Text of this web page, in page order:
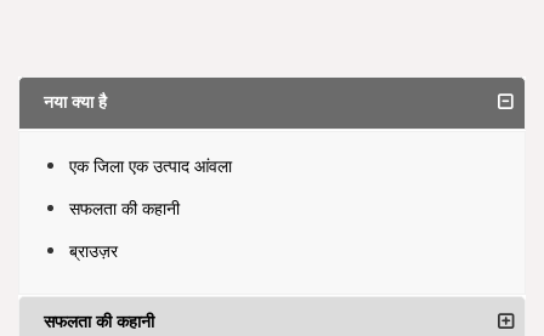
नया क्या है
एक जिला एक उत्पाद आंवला
सफलता की कहानी
ब्राउज़र
सफलता की कहानी